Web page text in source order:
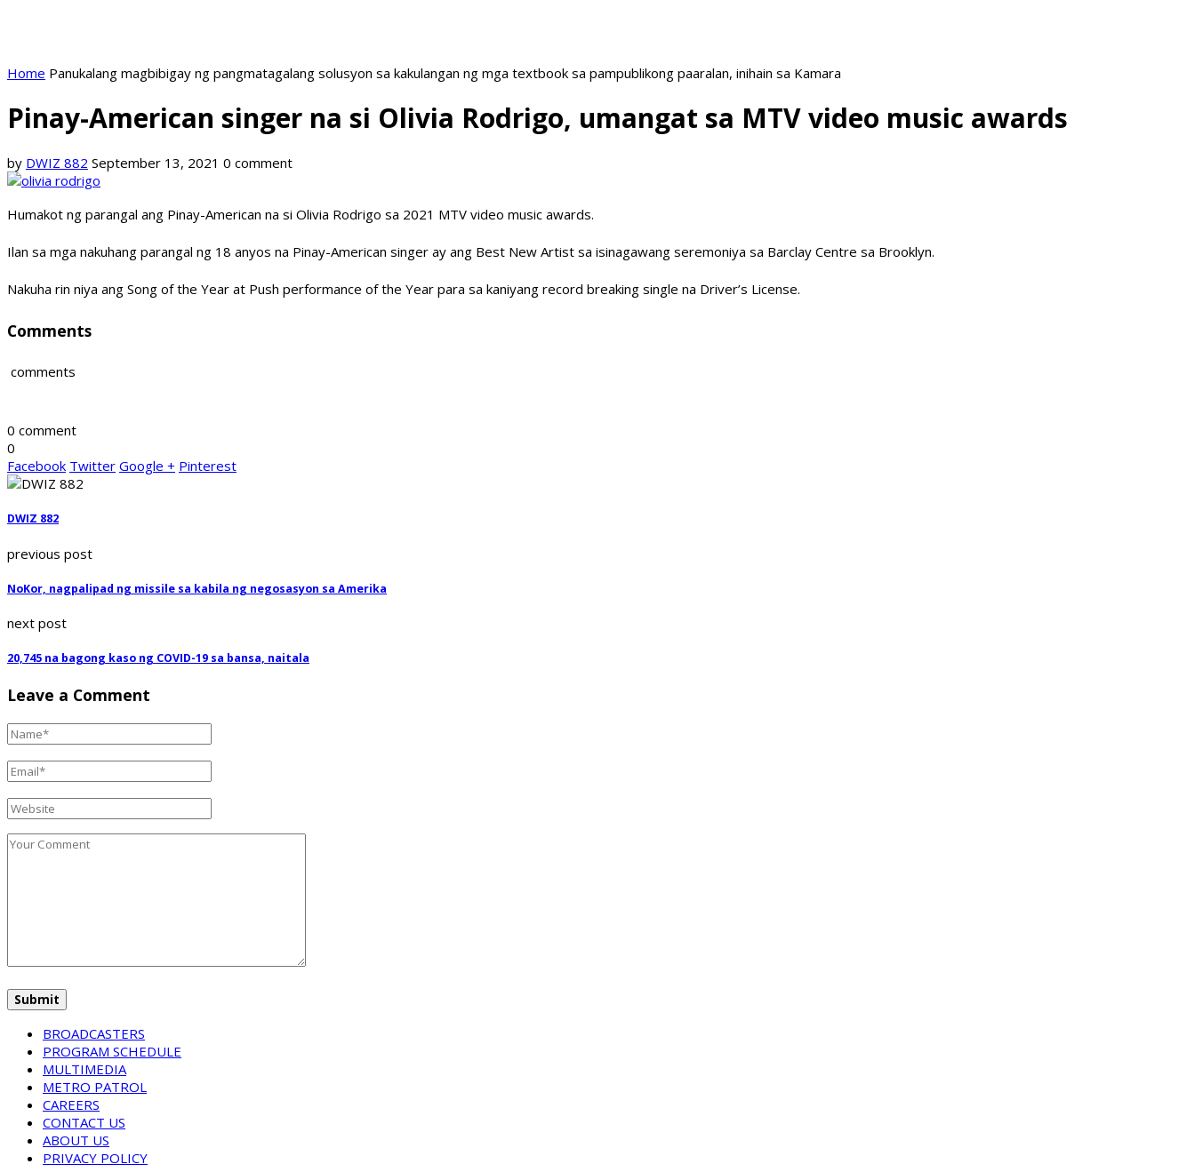
Home Panukalang magbibigay ng pangmatagalang solusyon sa kakulangan ng mga textbook sa pampublikong paaralan, inihain sa Kamara
Pinay-American singer na si Olivia Rodrigo, umangat sa MTV video music awards
by DWIZ 882 September 13, 2021 0 comment
Humakot ng parangal ang Pinay-American na si Olivia Rodrigo sa 2021 MTV video music awards.
Ilan sa mga nakuhang parangal ng 18 anyos na Pinay-American singer ay ang Best New Artist sa isinagawang seremoniya sa Barclay Centre sa Brooklyn.
Nakuha rin niya ang Song of the Year at Push performance of the Year para sa kaniyang record breaking single na Driver’s License.
Comments
comments
0 comment
0
Facebook Twitter Google + Pinterest
DWIZ 882
previous post
NoKor, nagpalipad ng missile sa kabila ng negosasyon sa Amerika
next post
20,745 na bagong kaso ng COVID-19 sa bansa, naitala
Leave a Comment
BROADCASTERS
PROGRAM SCHEDULE
MULTIMEDIA
METRO PATROL
CAREERS
CONTACT US
ABOUT US
PRIVACY POLICY